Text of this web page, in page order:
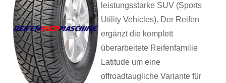
leistungsstarke SUV (Sports
Utility Vehicles). Der Reifen
ergänzt die komplett
überarbeitete Reifenfamilie
Latitude um eine
offroadtaugliche Variante für